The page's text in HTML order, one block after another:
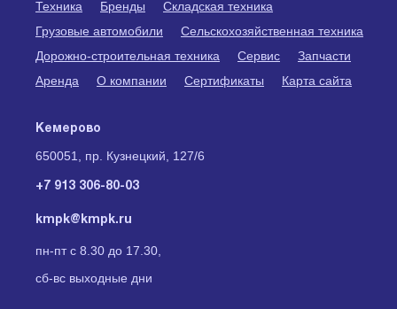
Техника Бренды
Складская техника
Грузовые автомобили
Сельскохозяйственная техника
Дорожно-строительная техника
Сервис
Запчасти
Аренда
О компании Сертификаты Карта сайта
Кемерово
650051, пр. Кузнецкий, 127/6
+7 913 306-80-03
kmpk@kmpk.ru
пн-пт с 8.30 до 17.30,
сб-вс выходные дни